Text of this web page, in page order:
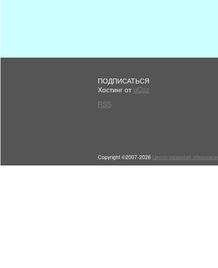
ПОДПИСАТЬСЯ
Хостинг от uCoz
RSS
Copyright ©2007-2026 Центр развития